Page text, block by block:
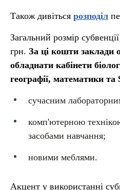
Також дивіться розподіл
Загальний розмір
грн. За ці кошти заклади
обладнати кабінети
географії, математики та
сучасним
комп'ютерною
засобами навчання;
новими меблями.
Акцент у використанні